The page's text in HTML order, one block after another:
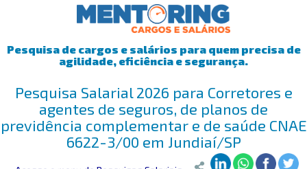
Pesquisa de cargos e salários para quem precisa de
agilidade, eficiência e segurança.
Pesquisa Salarial 2026 para Corretores e
agentes de seguros, de planos de
previdência complementar e de saúde CNAE
6622-3/00 em Jundiaí/SP